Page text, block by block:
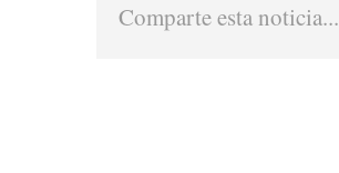
Comparte esta noticia...